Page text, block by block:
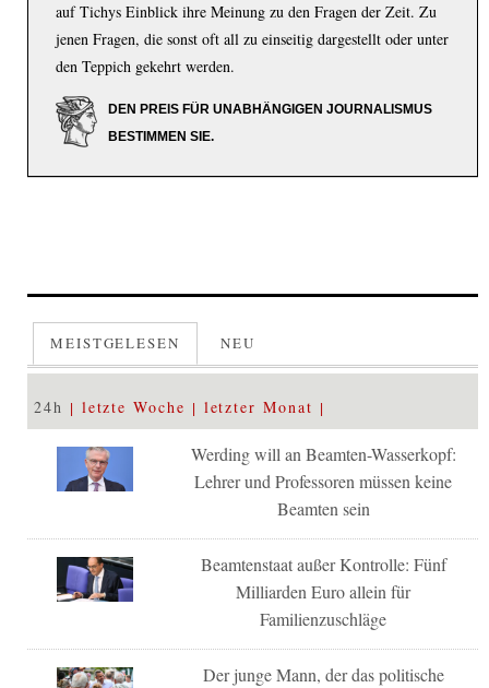
auf Tichys Einblick ihre Meinung zu den Fragen der Zeit. Zu
jenen Fragen, die sonst oft all zu einseitig dargestellt oder unter
den Teppich gekehrt werden.
DEN PREIS FÜR UNABHÄNGIGEN JOURNALISMUS
BESTIMMEN SIE.
MEISTGELESEN NEU
24h letzte Woche letzter Monat
Werding will an Beamten-Wasserkopf:
Lehrer und Professoren müssen keine
Beamten sein
Beamtenstaat außer Kontrolle: Fünf
Milliarden Euro allein für
Familienzuschläge
Der junge Mann, der das politische